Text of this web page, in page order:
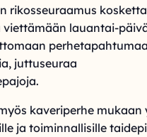
rikosseuraamus
viettämään lauantai-
juttuseuraa
kaveriperhe mukaan
ja toiminnallisille